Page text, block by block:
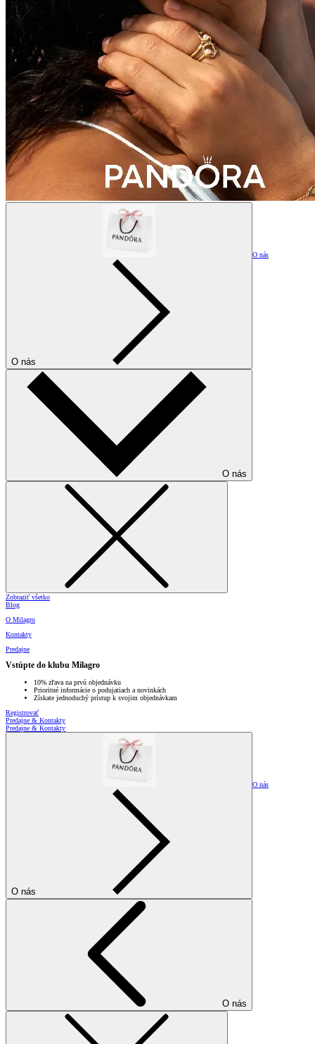
O nás
O nás
O nás
Zobraziť všetko
Blog
O Milagro
Kontakty
Predajne
Vstúpte do klubu Milagro
10% zľava na prvú objednávku
Prioritné informácie o podujatiach a novinkách
Získate jednoduchý prístup k svojim objednávkam
Registrovať
Predajne & Kontakty
Predajne & Kontakty
O nás
O nás
O nás